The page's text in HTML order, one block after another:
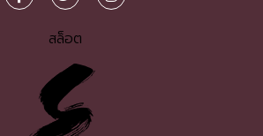
สล็อต